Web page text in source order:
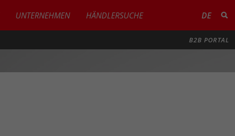
UNTERNEHMEN HÄNDLERSUCHE DE
B2B PORTAL